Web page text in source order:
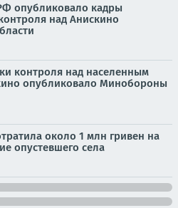
опубликовало кадры
над Анискино
контроля над населенным
опубликовало Минобороны
около 1 млн гривен на
опустевшего села